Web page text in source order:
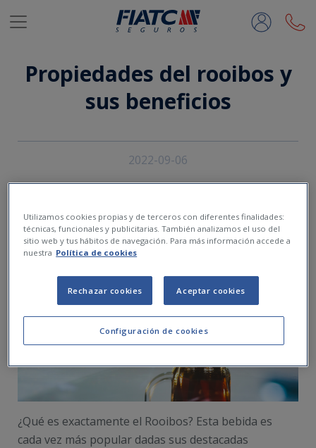
Saltar al contenido principal
Propiedades del rooibos y
sus beneficios
2022-09-06
¿Qué es exactamente el Rooibos? Esta bebida es
cada vez más popular dadas sus destacadas
Utilizamos cookies propias y de terceros con diferentes finalidades:
técnicas, funcionales y publicitarias. También analizamos el uso del
sitio web y tus hábitos de navegación. Para más información accede a
nuestra Política de cookies
Configuración de cookies
Rechazar cookies Aceptar cookies